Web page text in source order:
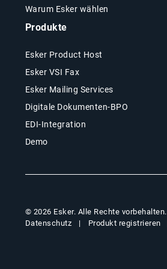
Warum Esker wählen
Produkte
Esker Product Host
Esker VSI Fax
Esker Mailing Services
Digitale Dokumenten-BPO
EDI-Integration
Demo
© 2026 Esker. Alle Rechte vorbehalten.
Datenschutz
Produkt registrieren